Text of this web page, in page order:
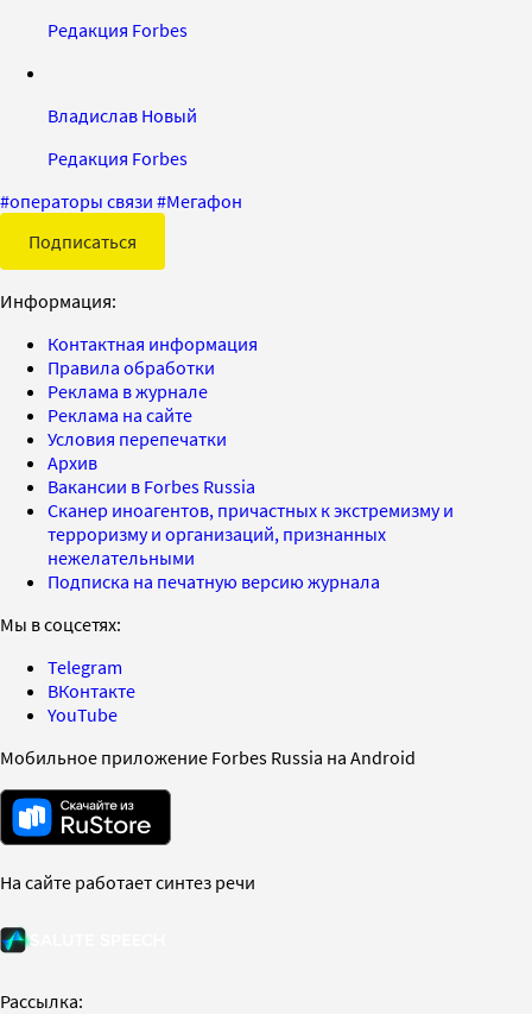
Редакция Forbes
Владислав Новый
Редакция Forbes
#операторы связи #Мегафон
Подписаться
Информация:
Контактная информация
Правила обработки
Реклама в журнале
Реклама на сайте
Условия перепечатки
Архив
Вакансии в Forbes Russia
Сканер иноагентов, причастных к экстремизму и
терроризму и организаций, признанных
нежелательными
Подписка на печатную версию журнала
Мы в соцсетях:
Telegram
ВКонтакте
YouTube
Мобильное приложение Forbes Russia на Android
На сайте работает синтез речи
Рассылка: